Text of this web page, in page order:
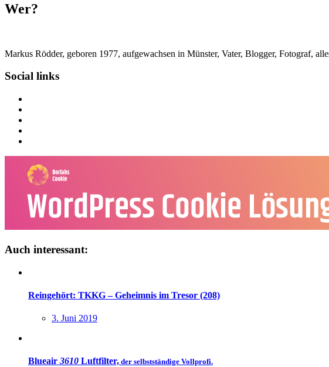
Wer?
Markus Rödder, geboren 1977, aufgewachsen in Münster, Vater, Blogger, Fotograf,
Social links
Auch interessant:
Reingehört: TKKG – Geheimnis im Tresor (208)
3. Juni 2019
Blueair 3610 Luftfilter, der selbstständige Vollprofi.